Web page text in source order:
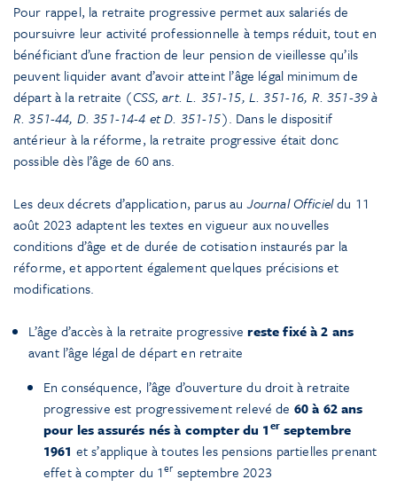
Pour rappel, la retraite progressive permet aux salariés de
poursuivre leur activité professionnelle à temps réduit, tout en
bénéficiant d’une fraction de leur pension de vieillesse qu’ils
peuvent liquider avant d’avoir atteint l’âge légal minimum de
départ à la retraite (CSS, art. L. 351-15, L. 351-16, R. 351-39 à
R. 351-44, D. 351-14-4 et D. 351-15). Dans le dispositif
antérieur à la réforme, la retraite progressive était donc
possible dès l’âge de 60 ans.
Les deux décrets d’application, parus auJournal Officieldu 11
août 2023 adaptent les textes en vigueur aux nouvelles
conditions d’âge et de durée de cotisation instaurés par la
réforme, et apportent également quelques précisions et
modifications.
L’âge d’accès à la retraite progressivereste fixé à 2 ans
avant l’âge légal de départ en retraite
En conséquence, l’âge d’ouverture du droit à retraite
progressive est progressivement relevé de 60 à 62 ans
pour les assurés nés à compter du 1erseptembre
1961 et s’applique à toutes les pensions partielles prenant
effet à compter du 1er septembre 2023